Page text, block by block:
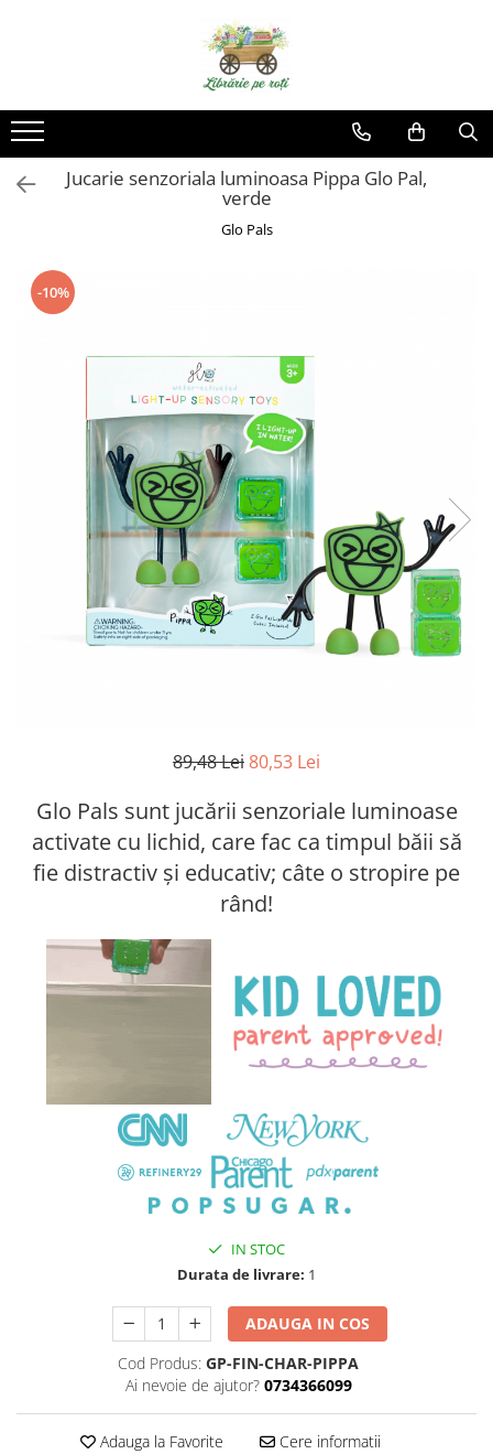
Jucarie senzoriala luminoasa Pippa Glo Pal,
verde
Glo Pals
-10%
89,48 Lei80,53 Lei
Glo Pals sunt jucării senzoriale luminoase
activate cu lichid, care fac ca timpul băii să
fie distractiv și educativ; câte o stropire pe
rând!
IN STOC
Durata de livrare: 1
ADAUGA IN COS
Cod Produs: GP-FIN-CHAR-PIPPA
Ai nevoie de ajutor? 0734366099
Adauga la Favorite Cere informatii